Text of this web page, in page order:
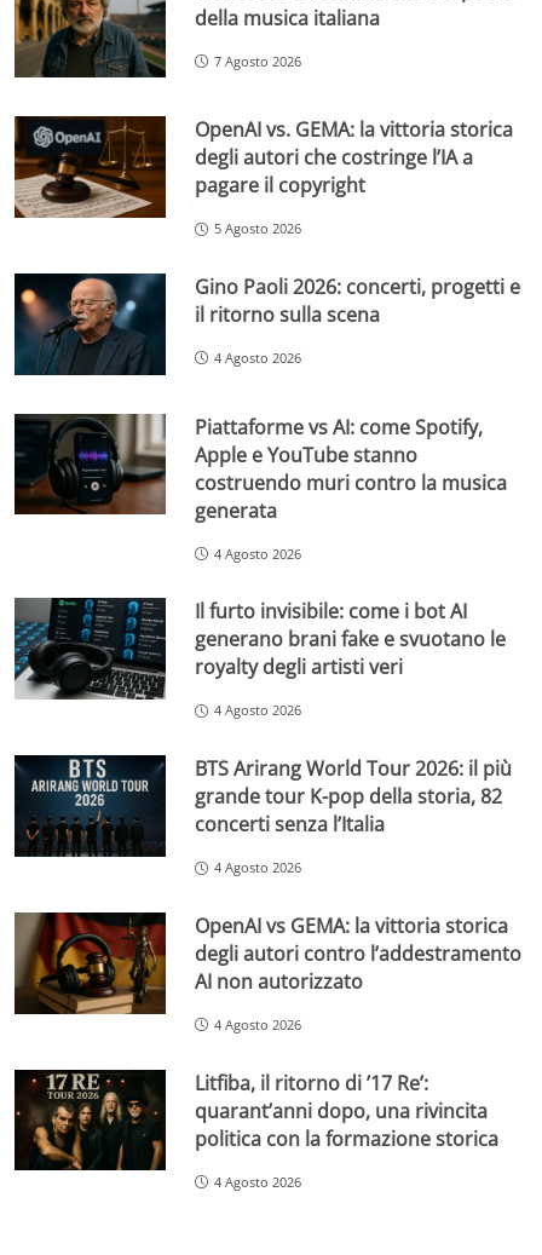
della musica italiana
7 Agosto 2026
OpenAI vs. GEMA: la vittoria storica
degli autori che costringe l’IA a
pagare il copyright
5 Agosto 2026
Gino Paoli 2026: concerti, progetti e
il ritorno sulla scena
4 Agosto 2026
Piattaforme vs AI: come Spotify,
Apple e YouTube stanno
costruendo muri contro la musica
generata
4 Agosto 2026
Il furto invisibile: come i bot AI
generano brani fake e svuotano le
royalty degli artisti veri
4 Agosto 2026
BTS Arirang World Tour 2026: il più
grande tour K-pop della storia, 82
concerti senza l’Italia
4 Agosto 2026
OpenAI vs GEMA: la vittoria storica
degli autori contro l’addestramento
AI non autorizzato
4 Agosto 2026
Litfiba, il ritorno di ’17 Re’:
quarant’anni dopo, una rivincita
politica con la formazione storica
4 Agosto 2026